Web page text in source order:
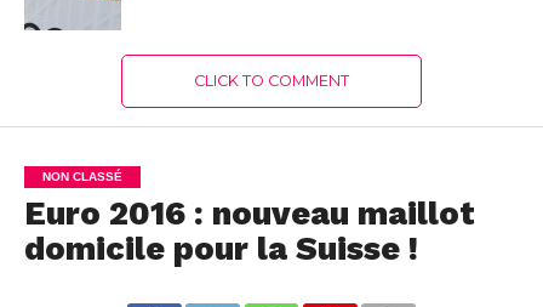
CLICK TO COMMENT
NON CLASSÉ
Euro 2016 : nouveau maillot
domicile pour la Suisse !